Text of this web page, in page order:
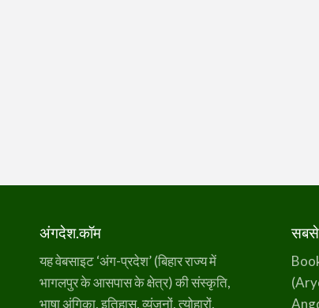
अंगदेश.कॉम
यह वेबसाइट ‘अंग-प्रदेश’ (बिहार राज्य में
भागलपुर के आसपास के क्षेत्र) की संस्कृति,
भाषा अंगिका, इतिहास, व्यंजनों, त्योहारों,
सबसे